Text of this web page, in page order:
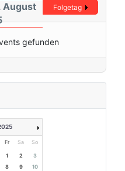
August
Folgetag
gefunden
Fr Sa So
1 2
3
8 9
10